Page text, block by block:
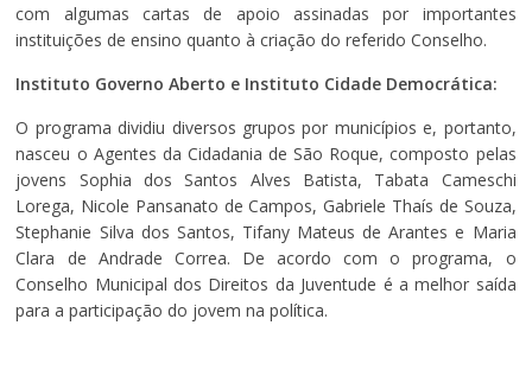
com algumas cartas de apoio assinadas por importantes
instituições de ensino quanto à criação do referido Conselho.
Instituto Governo Aberto e Instituto Cidade Democrática:
O programa dividiu diversos grupos por municípios e, portanto,
nasceu o Agentes da Cidadania de São Roque, composto pelas
jovens Sophia dos Santos Alves Batista, Tabata Cameschi
Lorega, Nicole Pansanato de Campos, Gabriele Thaís de Souza,
Stephanie Silva dos Santos, Tifany Mateus de Arantes e Maria
Clara de Andrade Correa. De acordo com o programa, o
Conselho Municipal dos Direitos da Juventude é a melhor saída
para a participação do jovem na política.